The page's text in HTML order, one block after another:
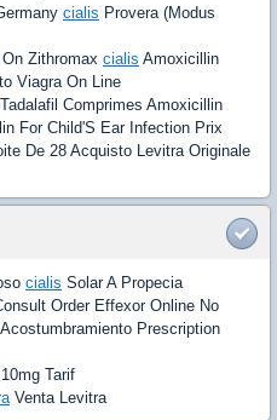
cialis Provera (Modus
Zithromax cialis Amoxicillin
Viagra On Line
Comprimes Amoxicillin
For Child'S Ear Infection Prix
De 28 Acquisto Levitra Originale
cialis Solar A Propecia
Order Effexor Online No
Prescription
Tarif
Venta Levitra